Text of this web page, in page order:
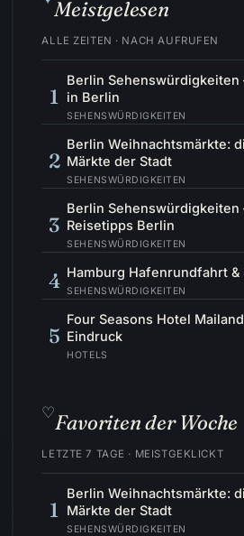
Meistgelesen
ALLE ZEITEN · NACH AUFRUFEN
1
Berlin Sehenswürdigkeiten
in Berlin
SEHENSWÜRDIGKEITEN
2
Berlin Weihnachtsmärkte:
Märkte der Stadt
SEHENSWÜRDIGKEITEN
3
Berlin Sehenswürdigkeiten
Reisetipps Berlin
SEHENSWÜRDIGKEITEN
4 Hamburg Hafenrundfahrt
SEHENSWÜRDIGKEITEN
5
Four Seasons Hotel
Eindruck
HOTELS
♡Favoriten der Woche
LETZTE 7 TAGE · MEISTGEKLICKT
1
Berlin Weihnachtsmärkte:
Märkte der Stadt
SEHENSWÜRDIGKEITEN